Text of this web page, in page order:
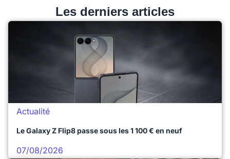
Les derniers articles
Actualité
Le Galaxy Z Flip8 passe sous les 1 100 € en neuf
07/08/2026